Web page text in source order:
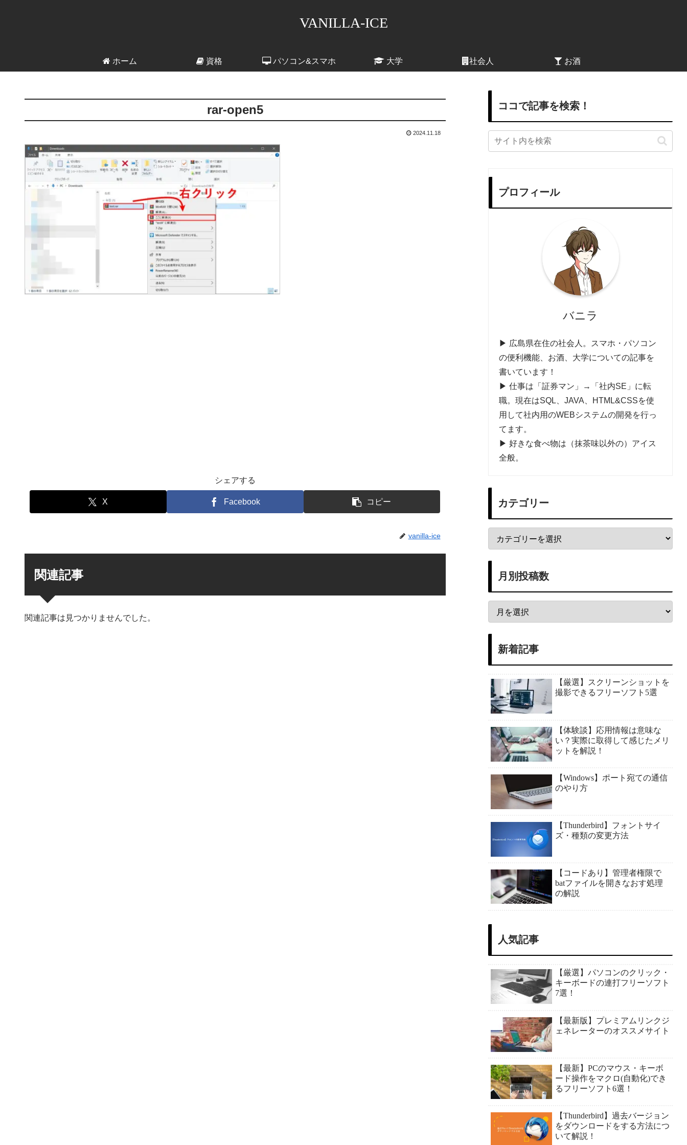
VANILLA-ICE
ホーム 資格 パソコン&スマホ 大学 社会人 お酒
rar-open5
2024.11.18
シェアする
X Facebook コピー
vanilla-ice
関連記事
関連記事は見つかりませんでした。
ココで記事を検索！
プロフィール
バニラ
▶ 広島県在住の社会人。スマホ・パソコン
の便利機能、お酒、大学についての記事を
書いています！
▶ 仕事は「証券マン」→「社内SE」に転
職。現在はSQL、JAVA、HTML&CSSを使
用して社内用のWEBシステムの開発を行っ
てます。
▶ 好きな食べ物は（抹茶味以外の）アイス
全般。
カテゴリー
月別投稿数
新着記事
【厳選】スクリーンショットを
撮影できるフリーソフト5選
【体験談】応用情報は意味な
い？実際に取得して感じたメリ
ットを解説！
【Windows】ポート宛ての通信
のやり方
【Thunderbird】フォントサイ
ズ・種類の変更方法
【コードあり】管理者権限で
batファイルを開きなおす処理
の解説
人気記事
【厳選】パソコンのクリック・
キーボードの連打フリーソフト
7選！
【最新版】プレミアムリンクジ
ェネレーターのオススメサイト
【最新】PCのマウス・キーボ
ード操作をマクロ(自動化)でき
るフリーソフト6選！
【Thunderbird】過去バージョン
をダウンロードをする方法につ
いて解説！